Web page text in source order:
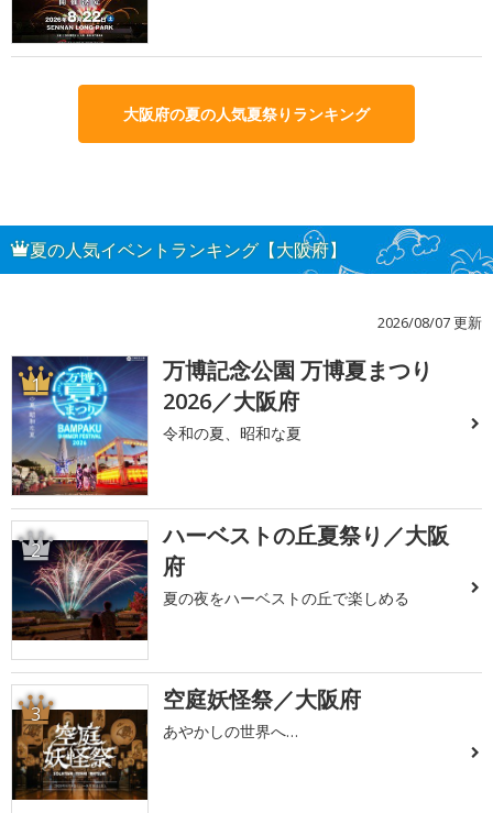
大阪府の夏の人気夏祭りランキング
夏の人気イベントランキング【大阪府】
2026/08/07 更新
1
万博記念公園 万博夏まつり
2026／大阪府
令和の夏、昭和な夏
2
ハーベストの丘夏祭り／大阪
府
夏の夜をハーベストの丘で楽しめる
3 空庭妖怪祭／大阪府
あやかしの世界へ…